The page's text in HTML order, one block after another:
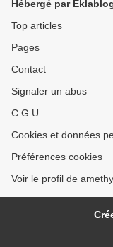
Hébergé par
Top articles
Pages
Contact
Signaler un abus
C.G.U.
Cookies et données
Préférences cookies
Voir le profil de